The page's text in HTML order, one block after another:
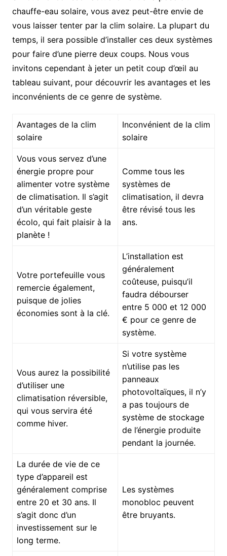
chauffe-eau solaire, vous avez peut-être envie de
vous laisser tenter par la clim solaire. La plupart du
temps, il sera possible d’installer ces deux systèmes
pour faire d’une pierre deux coups. Nous vous
invitons cependant à jeter un petit coup d’œil au
tableau suivant, pour découvrir les avantages et les
inconvénients de ce genre de système.
Avantages de la clim
solaire
Inconvénient de la clim
solaire
Vous vous servez d’une
énergie propre pour
alimenter votre système
de climatisation. Il s’agit
d’un véritable geste
écolo, qui fait plaisir à la
planète !
Comme tous les
systèmes de
climatisation, il devra
être révisé tous les
ans.
Votre portefeuille vous
remercie également,
puisque de jolies
économies sont à la clé.
L’installation est
généralement
coûteuse, puisqu’il
faudra débourser
entre 5 000 et 12 000
€ pour ce genre de
système.
Vous aurez la possibilité
d’utiliser une
climatisation réversible,
qui vous servira été
comme hiver.
Si votre système
n’utilise pas les
panneaux
photovoltaïques, il n’y
a pas toujours de
système de stockage
de l’énergie produite
pendant la journée.
La durée de vie de ce
type d’appareil est
généralement comprise
entre 20 et 30 ans. Il
s’agit donc d’un
investissement sur le
long terme.
Les systèmes
monobloc peuvent
être bruyants.